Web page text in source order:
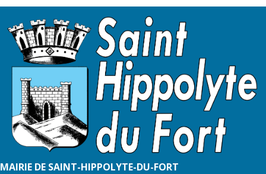
MAIRIE DE SAINT-HIPPOLYTE-DU-FORT